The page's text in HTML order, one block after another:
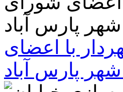
با اعضای
پارس آباد